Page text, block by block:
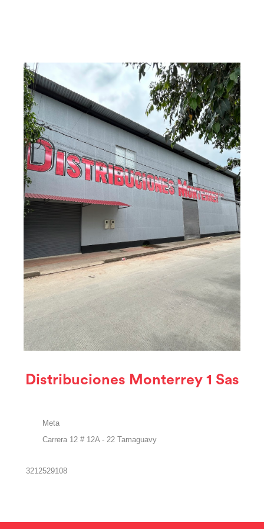
Distribuciones Monterrey 1 Sas
Meta
Carrera 12 # 12A - 22 Tamaguavy
3212529108